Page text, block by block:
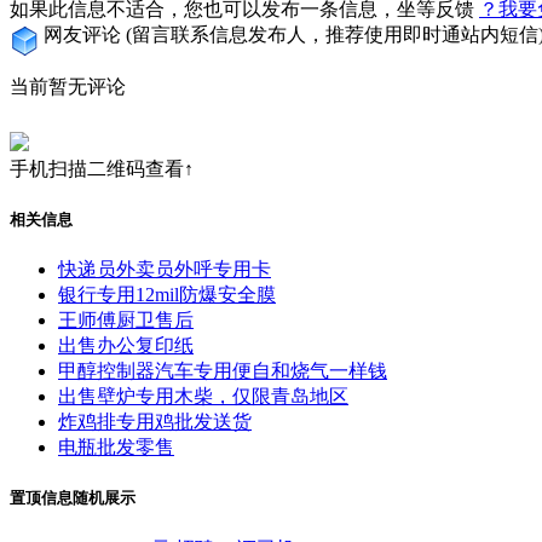
如果此信息不适合，您也可以发布一条信息，坐等反馈 ？我
网友评论 (留言联系信息发布人，推荐使用即时通站内短信
当前暂无评论
手机扫描二维码查看↑
相关信息
快递员外卖员外呼专用卡
银行专用12mil防爆安全膜
王师傅厨卫售后
出售办公复印纸
甲醇控制器汽车专用便自和烧气一样钱
出售壁炉专用木柴，仅限青岛地区
炸鸡排专用鸡批发送货
电瓶批发零售
置顶信息随机展示